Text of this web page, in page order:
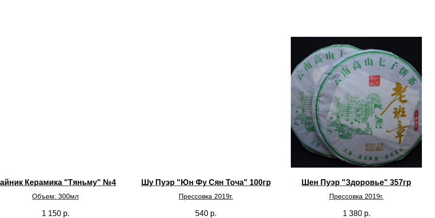
Керамика "Тяньму" №4
Объем: 300мл
1 150 р.
Шу Пуэр "Юн Фу Сян Точа" 100гр
Прессовка 2019г.
540 р.
Шен Пуэр "Здоровье" 357гр
Прессовка 2019г.
1 380 р.